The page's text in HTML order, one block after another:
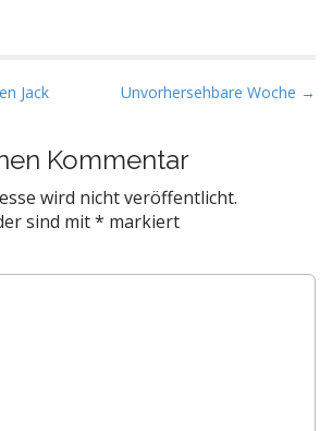
Jack Unvorhersehbare Woche →
Kommentar
wird nicht veröffentlicht.
sind mit* markiert